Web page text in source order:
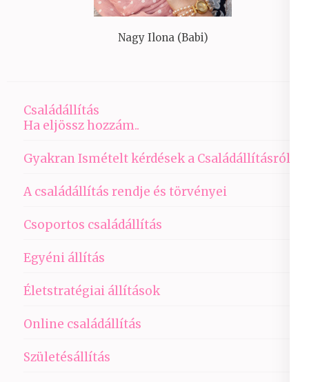
Nagy Ilona (Babi)
Családállítás
Ha eljössz hozzám..
Gyakran Ismételt kérdések a Családállításról
A családállítás rendje és törvényei
Csoportos családállítás
Egyéni állítás
Életstratégiai állítások
Online családállítás
Születésállítás